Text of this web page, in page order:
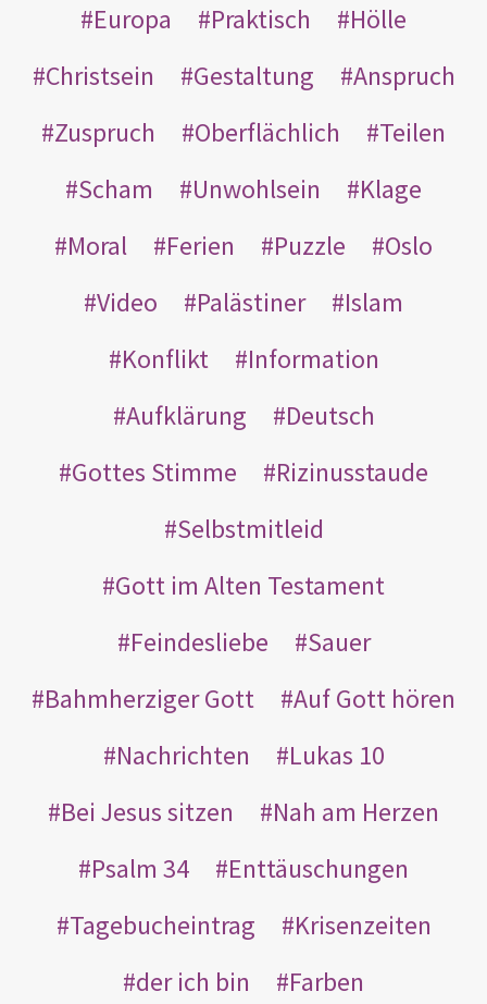
Europa
Praktisch
Hölle
Christsein
Gestaltung
Anspruch
Zuspruch
Oberflächlich
Teilen
Scham
Unwohlsein
Klage
Moral
Ferien Puzzle
Oslo
Video
Palästiner
Islam
Konflikt
Information
Aufklärung
Deutsch
Gottes Stimme
Rizinusstaude
Selbstmitleid
Gott im Alten Testament
Feindesliebe
Sauer
Bahmherziger Gott
Auf Gott hören
Nachrichten
Lukas 10
Bei Jesus sitzen
Nah am Herzen
Psalm 34
Enttäuschungen
Tagebucheintrag
Krisenzeiten
der ich bin
Farben